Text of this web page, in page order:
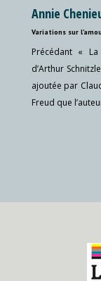
Annie
Variations sur
Précédant «
d’Arthur
ajoutée par
Freud que